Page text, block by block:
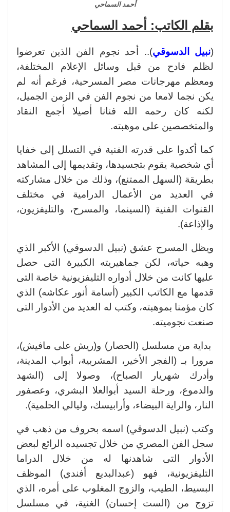
أحمد السماحي
بقلم الكاتب: أحمد السماحي
(نبيل الدسوقي).. أحد نجوم الفن الذين تعرضوا
لظلم فادح من قبل وسائل الإعلام المختلفة،
ومعظم مهرجانات مصر المسرحية، فرغم أنه لم
يكن نجما لامعا من نجوم الفن في الزمن الجميل،
لكنه كان رحمه الله فنانا أصيلا أجمع النقاد
والمتخصصين على موهبته.
كما أكدوا على قدرته الفنية في التسلل إلى خفايا
أي شخصية يقوم بتجسيدها، وتقديمها إلى المشاهد
بطريقة (السهل الممتنع)، وذلك من خلال مشاركته
في العديد من الأعمال الدرامية في مختلف
القنوات الفنية (السينما، والمسرح، والتليفزيون،
والإذاعة).
ويظل المسرح عشق (نبيل الدسوقي) الأكبر الذي
وهبه حياته، لكن جماهيريته الكبيرة التى حصل
عليها كانت من خلال أدواره التليفزيونية خاصة التى
قدمها مع الكاتب الكبير (أسامة أنور عكاشه) الذي
كان مؤمنا بموهبته، وكتب له العديد من الأدوار التى
صنعت نجوميته.
بداية من مسلسل (الحصار) و(ريش على مافيش)،
مرورا بـ (الفجر الأخير، المشربية، أبواب المدينة،
وأدرك شهريار الصباح)، وصولا إلى (الشهد
والدموع، ورحلة السيد أبوالعلا البشري، وعصفور
النار، والراية البيضاء، وأرابيسك، وليالي الحلمية).
وكتب (نبيل الدسوقي) اسمه بحروف من ذهب في
سجل الفن المصري من خلال تجسيده الرائع لبعض
الأدوار التى شاهدنها له من خلال الدراما
التليفزيونية، فهو (عبدالبديع أفندي) الموظف
البسيط، الطيب، والزوج المغلوب على أمره، الذي
تزوج من (الست إحسان) الغنية، في مسلسل